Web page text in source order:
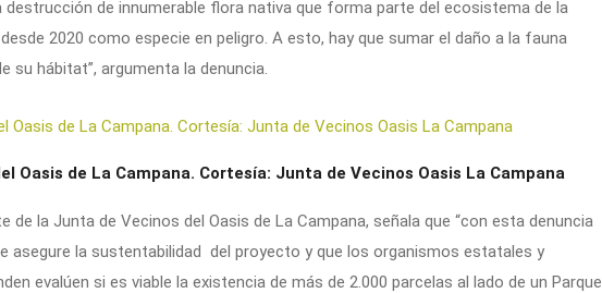
destrucción de innumerable flora nativa que forma parte del ecosistema de la
2020 como especie en peligro. A esto, hay que sumar el daño a la fauna
su hábitat”, argumenta la denuncia.
Oasis de La Campana. Cortesía: Junta de Vecinos Oasis La Campana
de la Junta de Vecinos del Oasis de La Campana, señala que “con esta denuncia
asegure la sustentabilidad del proyecto y que los organismos estatales y
evalúen si es viable la existencia de más de 2.000 parcelas al lado de un Parque